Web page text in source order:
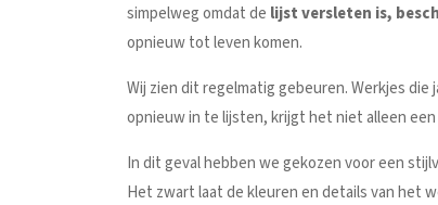
simpelweg omdat de lijst versleten is,
opnieuw tot leven komen.
Wij zien dit regelmatig gebeuren. Werkjes
opnieuw in te lijsten, krijgt het niet alleen
In dit geval hebben we gekozen voor een
Het zwart laat de kleuren en details van het